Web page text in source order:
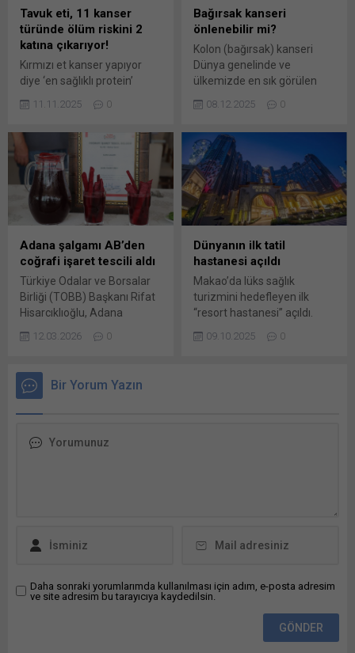
tütün ürünleriyle
mücadelenin Bakanlığın en
öncelikli konularından biri
olduğunu söyledi. Dumansız
hava sahası...
komplikasyonlara neden
olabileceğine dikkat
estetik bir sorun değil; tedavi
edilmesi...
Tavuk eti, 11 kanser
türünde ölüm riskini 2
katına çıkarıyor!
Kırmızı et kanser yapıyor
diye ‘en sağlıklı protein’
Ancak son yapılan araştırma
ilgili yayımlanan son
araştırma, tüm ezberleri
bozdu! 20 yıl süren ve 5 bin
kişiyi inceleyen İtalyan bilim
insanları açıkladı: Tavuk eti,
mide ve bağırsak dahil 11
farklı kanser türünde ölüm...
11.11.2025 0
Bağırsak kanseri
önlenebilir mi?
Kolon (bağırsak) kanseri
Dünya genelinde ve
ülkemizde en sık görülen
önüne geçilebilir bir
yaşamı tehdit eden kanser
türleri arasında üçüncü
sırada yer alıyor. Kalın
bağırsak kanserinin
oluşumunda genetik
faktörler, beslenme
alışkanlıkları ve polipler rol
oynuyor. Türk
Gastroenteroloji Derneği
(TGD) tarafından
düzenlenen 42. Ulusal
Gastroenteroloji...
08.12.2025 0
Adana şalgamı AB’den
coğrafi işaret tescili aldı
Türkiye Odalar ve Borsalar
Birliği (TOBB) Başkanı Rifat
Hisarcıklıoğlu, Adana
Birliği’nden (AB) coğrafi
ürün olduğunu açıkladı.
Hisarcıklıoğlu, NSosyal
bilgi verdi. Adana
12.03.2026 0
Dünyanın ilk tatil
hastanesi açıldı
Makao’da lüks sağlık
turizmini hedefleyen ilk
“resort hastanesi” açıldı.
eğlenceyi birleştirerek
09.10.2025 0
Bir Yorum Yazın
Daha sonraki yorumlarımda kullanılması için adım, e-posta adresim
ve site adresim bu tarayıcıya kaydedilsin.